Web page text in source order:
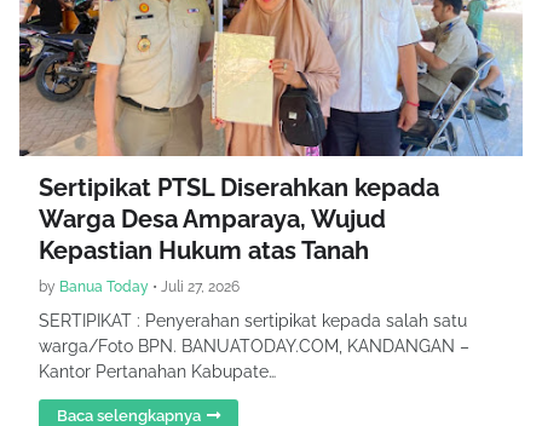
Sertipikat PTSL Diserahkan kepada
Warga Desa Amparaya, Wujud
Kepastian Hukum atas Tanah
by Banua Today • Juli 27, 2026
SERTIPIKAT : Penyerahan sertipikat kepada salah satu
warga/Foto BPN. BANUATODAY.COM, KANDANGAN –
Kantor Pertanahan Kabupate…
Baca selengkapnya